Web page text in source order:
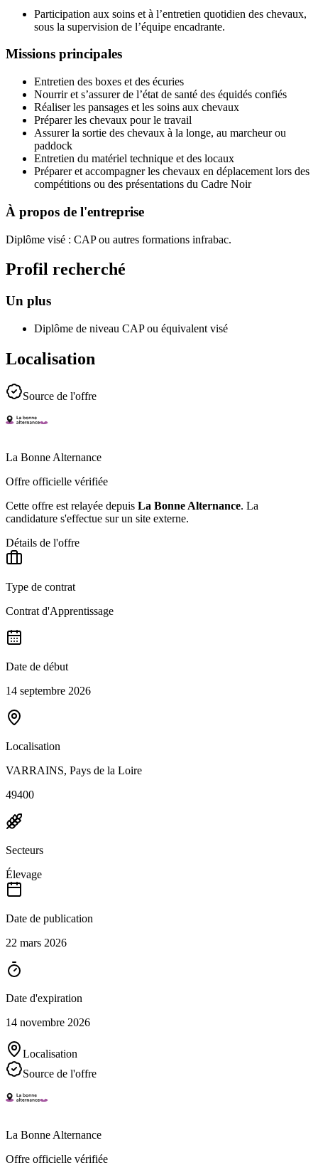
Participation aux soins et à l’entretien quotidien des chevaux,
sous la supervision de l’équipe encadrante.
Missions principales
Entretien des boxes et des écuries
Nourrir et s’assurer de l’état de santé des équidés confiés
Réaliser les pansages et les soins aux chevaux
Préparer les chevaux pour le travail
Assurer la sortie des chevaux à la longe, au marcheur ou
paddock
Entretien du matériel technique et des locaux
Préparer et accompagner les chevaux en déplacement lors des
compétitions ou des présentations du Cadre Noir
À propos de l'entreprise
Diplôme visé : CAP ou autres formations infrabac.
Profil recherché
Un plus
Diplôme de niveau CAP ou équivalent visé
Localisation
Source de l'offre
La Bonne Alternance
Offre officielle vérifiée
Cette offre est relayée depuis La Bonne Alternance. La
candidature s'effectue sur un site externe.
Détails de l'offre
Type de contrat
Contrat d'Apprentissage
Date de début
14 septembre 2026
Localisation
VARRAINS, Pays de la Loire
49400
Secteurs
Élevage
Date de publication
22 mars 2026
Date d'expiration
14 novembre 2026
Localisation
Source de l'offre
La Bonne Alternance
Offre officielle vérifiée